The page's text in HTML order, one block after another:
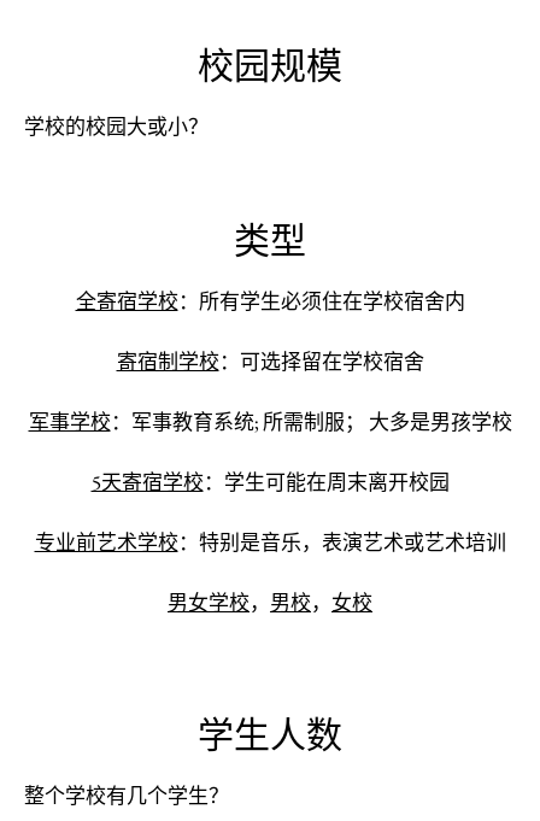
校园规模
学校的校园大或小？
类型
全寄宿学校：所有学生必须住在学校宿舍内
寄宿制学校：可选择留在学校宿舍
军事学校：军事教育系统; 所需制服； 大多是男孩学校
5天寄宿学校：学生可能在周末离开校园
专业前艺术学校：特别是音乐，表演艺术或艺术培训
男女学校， 男校， 女校
学生人数
整个学校有几个学生？